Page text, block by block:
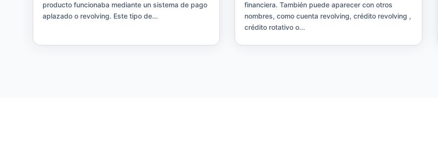
producto funcionaba mediante un sistema de pago
aplazado o revolving. Este tipo de...
financiera. También puede aparecer con otros
nombres, como cuenta revolving, crédito revolving ,
crédito rotativo o...